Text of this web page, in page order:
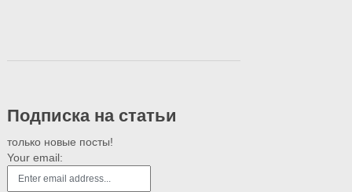
Подписка на статьи
только новые посты!
Your email: